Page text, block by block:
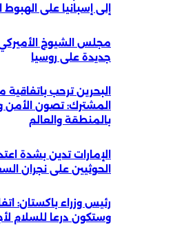
إلى إسبانيا على
مجلس الشيوخ
جديدة على روسيا
البحرين ترحب باتفاقية
المشترك: تصون الأمن
بالمنطقة والعالم
الإمارات تدين بشدة
الحوثيين على نجران
رئيس وزراء باكستان:
وستكون درعا للسلام